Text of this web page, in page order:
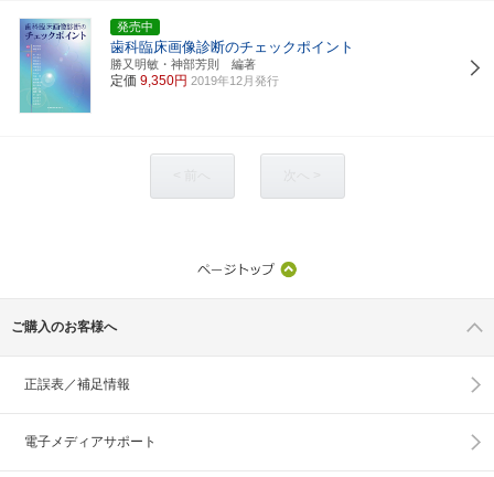
発売中
歯科臨床画像診断のチェックポイント
勝又明敏・神部芳則 編著
定価 9,350円 2019年12月発行
ご購入のお客様へ
正誤表／補足情報
電子メディアサポート